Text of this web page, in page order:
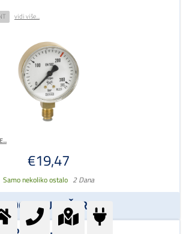
vidi više...
€19,47
Samo nekoliko ostalo 2 Dana
DODAJ U KOŠARICU